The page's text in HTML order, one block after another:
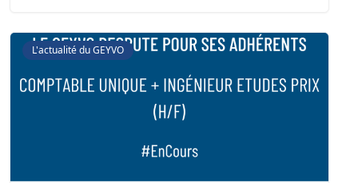
L'actualité du GEYVO